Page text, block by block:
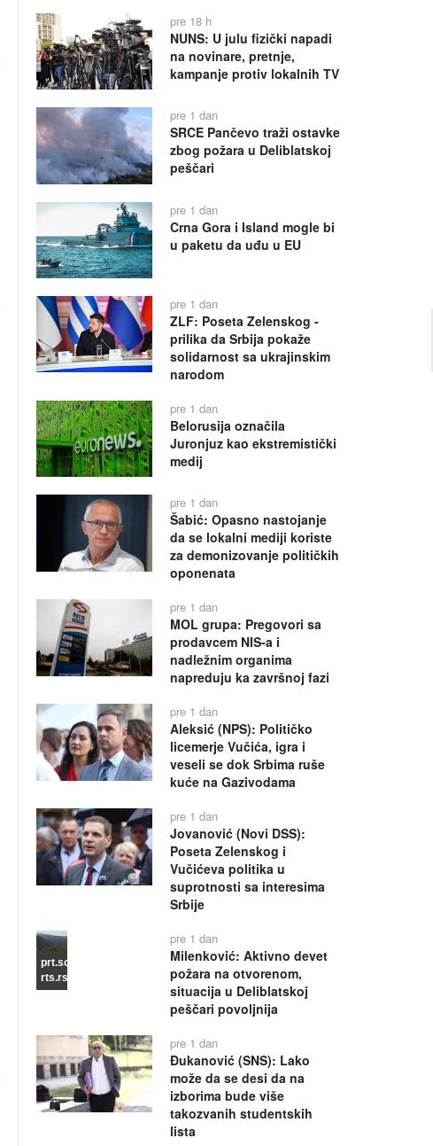
pre 18 h
NUNS: U julu fizički napadi
na novinare, pretnje,
kampanje protiv lokalnih TV
pre 1 dan
SRCE Pančevo traži ostavke
zbog požara u Deliblatskoj
peščari
pre 1 dan
Crna Gora i Island mogle bi
u paketu da uđu u EU
pre 1 dan
ZLF: Poseta Zelenskog -
prilika da Srbija pokaže
solidarnost sa ukrajinskim
narodom
pre 1 dan
Belorusija označila
Juronjuz kao ekstremistički
medij
pre 1 dan
Šabić: Opasno nastojanje
da se lokalni mediji koriste
za demonizovanje političkih
oponenata
pre 1 dan
MOL grupa: Pregovori sa
prodavcem NIS-a i
nadležnim organima
napreduju ka završnoj fazi
pre 1 dan
Aleksić (NPS): Političko
licemerje Vučića, igra i
veseli se dok Srbima ruše
kuće na Gazivodama
pre 1 dan
Jovanović (Novi DSS):
Poseta Zelenskog i
Vučićeva politika u
suprotnosti sa interesima
Srbije
prt.scr
rts.rs
pre 1 dan
Milenković: Aktivno devet
požara na otvorenom,
situacija u Deliblatskoj
peščari povoljnija
pre 1 dan
Đukanović (SNS): Lako
može da se desi da na
izborima bude više
takozvanih studentskih
lista